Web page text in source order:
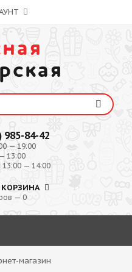
985-84-42
— 19:00
13:00
— 14:00
— 0
магазин